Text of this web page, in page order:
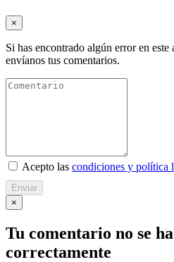
×
Si has encontrado algún error en
envíanos tus comentarios.
Acepto las condiciones y política
Enviar
×
Tu comentario no se
correctamente